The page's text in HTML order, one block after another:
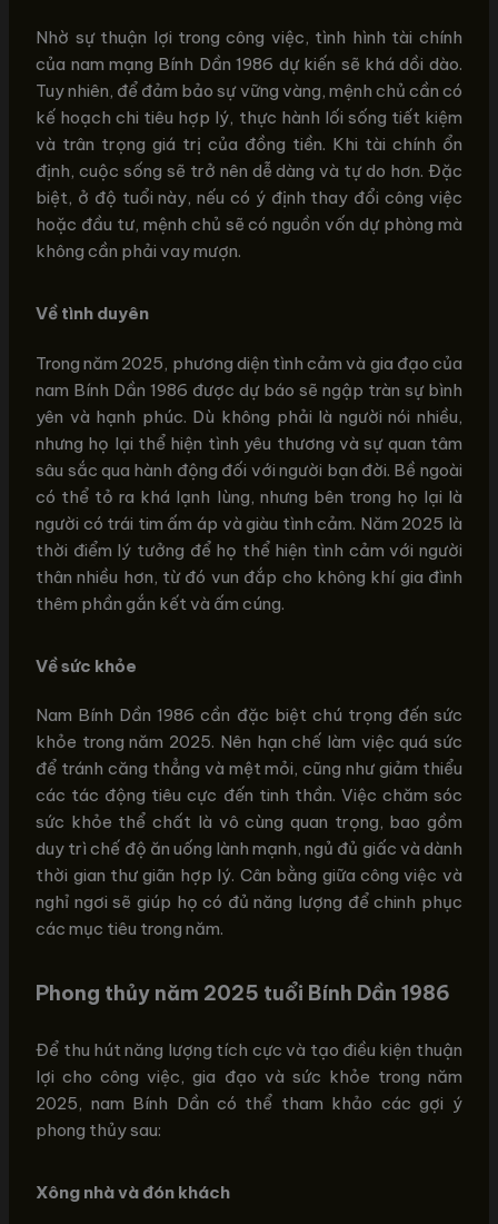
Nhờ sự thuận lợi trong công việc, tình hình tài chính
của nam mạng Bính Dần 1986 dự kiến sẽ khá dồi dào.
Tuy nhiên, để đảm bảo sự vững vàng, mệnh chủ cần có
kế hoạch chi tiêu hợp lý, thực hành lối sống tiết kiệm
và trân trọng giá trị của đồng tiền. Khi tài chính ổn
định, cuộc sống sẽ trở nên dễ dàng và tự do hơn. Đặc
biệt, ở độ tuổi này, nếu có ý định thay đổi công việc
hoặc đầu tư, mệnh chủ sẽ có nguồn vốn dự phòng mà
không cần phải vay mượn.
Về tình duyên
Trong năm 2025, phương diện tình cảm và gia đạo của
nam Bính Dần 1986 được dự báo sẽ ngập tràn sự bình
yên và hạnh phúc. Dù không phải là người nói nhiều,
nhưng họ lại thể hiện tình yêu thương và sự quan tâm
sâu sắc qua hành động đối với người bạn đời. Bề ngoài
có thể tỏ ra khá lạnh lùng, nhưng bên trong họ lại là
người có trái tim ấm áp và giàu tình cảm. Năm 2025 là
thời điểm lý tưởng để họ thể hiện tình cảm với người
thân nhiều hơn, từ đó vun đắp cho không khí gia đình
thêm phần gắn kết và ấm cúng.
Về sức khỏe
Nam Bính Dần 1986 cần đặc biệt chú trọng đến sức
khỏe trong năm 2025. Nên hạn chế làm việc quá sức
để tránh căng thẳng và mệt mỏi, cũng như giảm thiểu
các tác động tiêu cực đến tinh thần. Việc chăm sóc
sức khỏe thể chất là vô cùng quan trọng, bao gồm
duy trì chế độ ăn uống lành mạnh, ngủ đủ giấc và dành
thời gian thư giãn hợp lý. Cân bằng giữa công việc và
nghỉ ngơi sẽ giúp họ có đủ năng lượng để chinh phục
các mục tiêu trong năm.
Phong thủy năm 2025 tuổi Bính Dần 1986
Để thu hút năng lượng tích cực và tạo điều kiện thuận
lợi cho công việc, gia đạo và sức khỏe trong năm
2025, nam Bính Dần có thể tham khảo các gợi ý
phong thủy sau:
Xông nhà và đón khách